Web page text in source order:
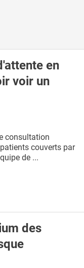
en
voir un
consultation
couverts par
de ...
des